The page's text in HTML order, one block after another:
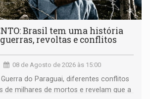
Brasil tem uma história
revoltas e conflitos
08 de Agosto de 2026 às 15:00
Guerra do Paraguai, diferentes conflitos
de milhares de mortos e revelam que a